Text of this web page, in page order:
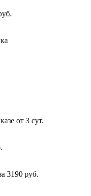
от 3 сут.
3190 руб.